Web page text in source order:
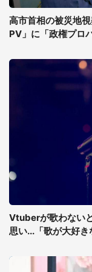
高市首相の被災地
PV」に「政権プロ
Vtuberが歌わない
思い...「歌が大好き